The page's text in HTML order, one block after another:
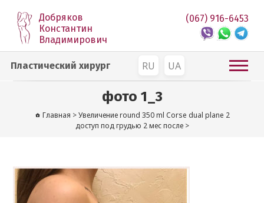
Добряков
Константин
Владимирович
RU UA
(067) 916-6453
Пластический хирург
фото 1_3
Главная >Увеличение round 350 ml Corse dual plane 2
доступ под грудью 2 мес после>